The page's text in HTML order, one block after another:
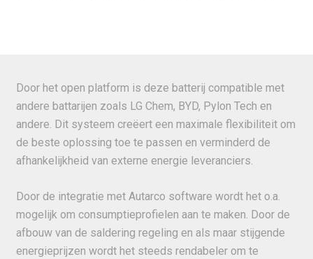
Door het open platform is deze batterij compatible met
andere battarijen zoals LG Chem, BYD, Pylon Tech en
andere. Dit systeem creëert een maximale flexibiliteit om
de beste oplossing toe te passen en verminderd de
afhankelijkheid van externe energie leveranciers.
Door de integratie met Autarco software wordt het o.a.
mogelijk om consumptieprofielen aan te maken. Door de
afbouw van de saldering regeling en als maar stijgende
energieprijzen wordt het steeds rendabeler om te